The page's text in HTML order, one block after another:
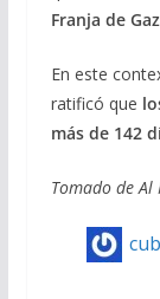
Franja de
En este
ratificó que
más de 142
Tomado de Al